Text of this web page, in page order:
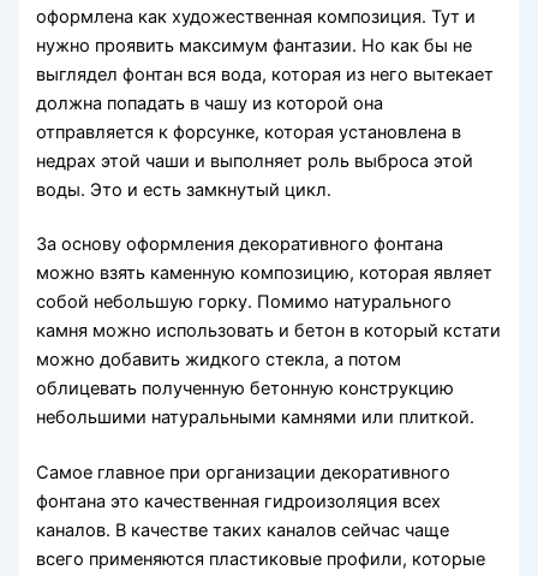
оформлена как художественная композиция. Тут и
нужно проявить максимум фантазии. Но как бы не
выглядел фонтан вся вода, которая из него вытекает
должна попадать в чашу из которой она
отправляется к форсунке, которая установлена в
недрах этой чаши и выполняет роль выброса этой
воды. Это и есть замкнутый цикл.
За основу оформления декоративного фонтана
можно взять каменную композицию, которая являет
собой небольшую горку. Помимо натурального
камня можно использовать и бетон в который кстати
можно добавить жидкого стекла, а потом
облицевать полученную бетонную конструкцию
небольшими натуральными камнями или плиткой.
Самое главное при организации декоративного
фонтана это качественная гидроизоляция всех
каналов. В качестве таких каналов сейчас чаще
всего применяются пластиковые профили, которые